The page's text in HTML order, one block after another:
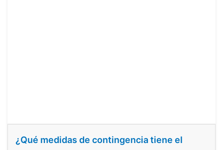
¿Qué medidas de contingencia tiene el